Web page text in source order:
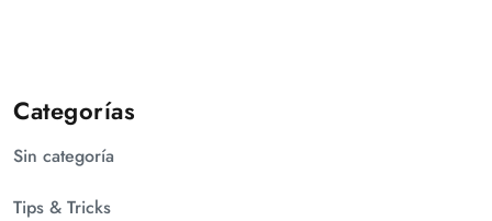
Categorías
Sin categoría
Tips & Tricks